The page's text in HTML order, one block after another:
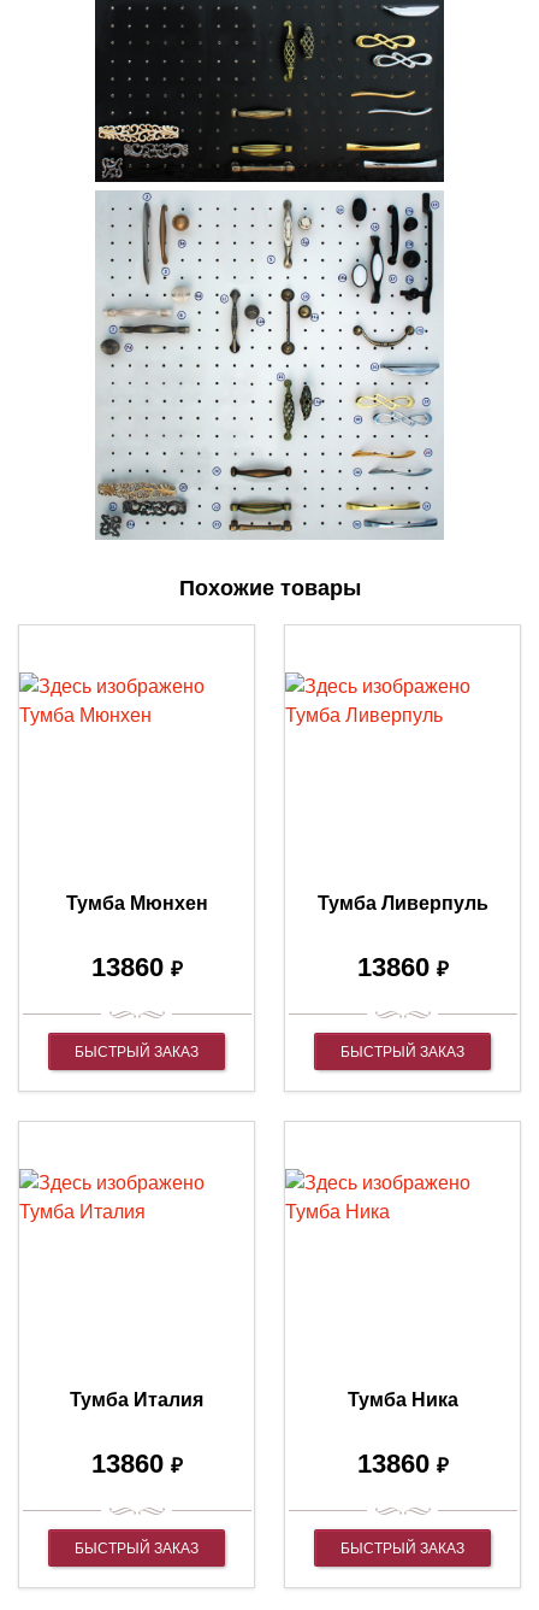
Похожие товары
Тумба Мюнхен
13860 ₽
БЫСТРЫЙ ЗАКАЗ
Тумба Ливерпуль
13860 ₽
БЫСТРЫЙ ЗАКАЗ
Тумба Италия
13860 ₽
БЫСТРЫЙ ЗАКАЗ
Тумба Ника
13860 ₽
БЫСТРЫЙ ЗАКАЗ